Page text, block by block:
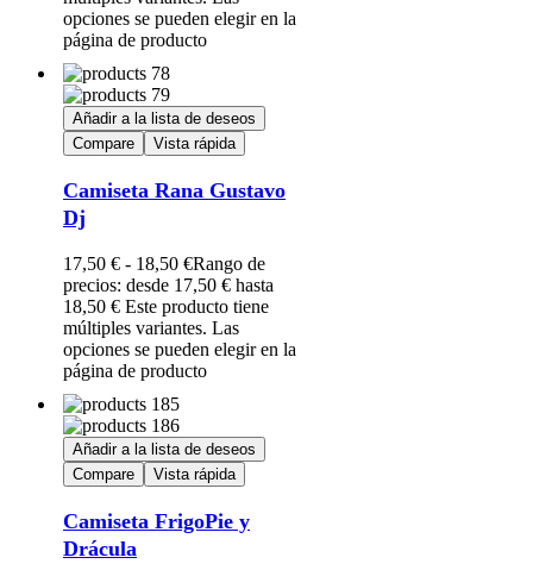
opciones se pueden elegir en la
página de producto
Añadir a la lista de deseos
Compare
Vista rápida
Camiseta Rana Gustavo
Dj
17,50 € - 18,50 €Rango de
precios: desde 17,50 € hasta
18,50 € Este producto tiene
múltiples variantes. Las
opciones se pueden elegir en la
página de producto
Añadir a la lista de deseos
Compare
Vista rápida
Camiseta FrigoPie y
Drácula